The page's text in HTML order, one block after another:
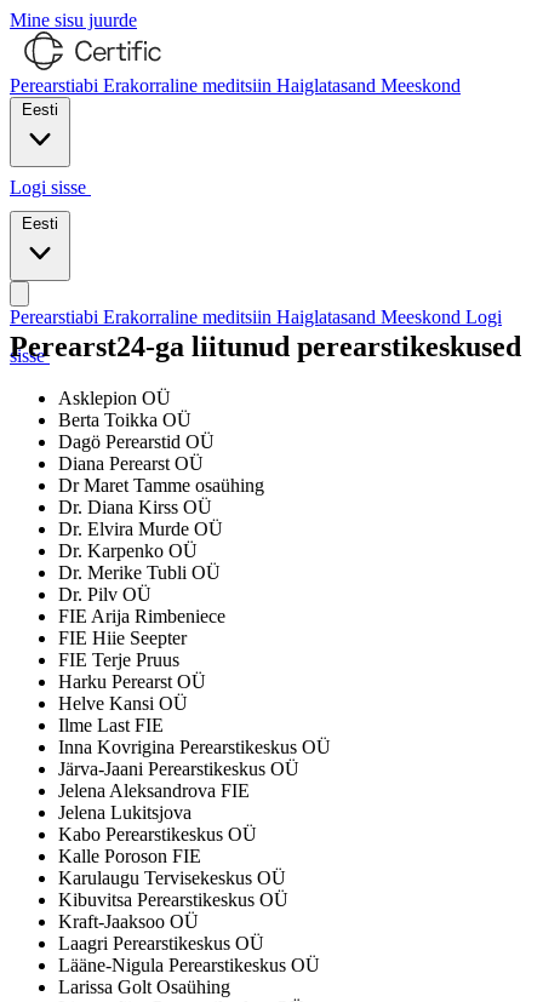
Mine sisu juurde
Perearstiabi Erakorraline meditsiin Haiglatasand Meeskond
Eesti
Logi sisse
Eesti
Perearstiabi Erakorraline meditsiin Haiglatasand Meeskond Logi
sisse
Võta meiega ühendust
Perearst24-ga liitunud perearstikeskused
Asklepion OÜ
Berta Toikka OÜ
Dagö Perearstid OÜ
Diana Perearst OÜ
Dr Maret Tamme osaühing
Dr. Diana Kirss OÜ
Dr. Elvira Murde OÜ
Dr. Karpenko OÜ
Dr. Merike Tubli OÜ
Dr. Pilv OÜ
FIE Arija Rimbeniece
FIE Hiie Seepter
FIE Terje Pruus
Harku Perearst OÜ
Helve Kansi OÜ
Ilme Last FIE
Inna Kovrigina Perearstikeskus OÜ
Järva-Jaani Perearstikeskus OÜ
Jelena Aleksandrova FIE
Jelena Lukitsjova
Kabo Perearstikeskus OÜ
Kalle Poroson FIE
Karulaugu Tervisekeskus OÜ
Kibuvitsa Perearstikeskus OÜ
Kraft-Jaaksoo OÜ
Laagri Perearstikeskus OÜ
Lääne-Nigula Perearstikeskus OÜ
Larissa Golt Osaühing